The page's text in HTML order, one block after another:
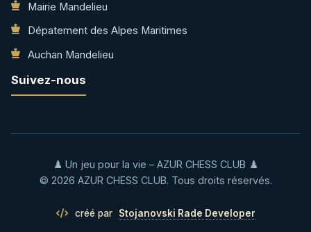
Mairie Mandelieu
Dépatement des Alpes Maritimes
Auchan Mandelieu
Suivez-nous
♟️ Un jeu pour la vie – AZUR CHESS CLUB ♟️
© 2026 AZUR CHESS CLUB. Tous droits réservés.
créé par Stojanovski Rade Developer